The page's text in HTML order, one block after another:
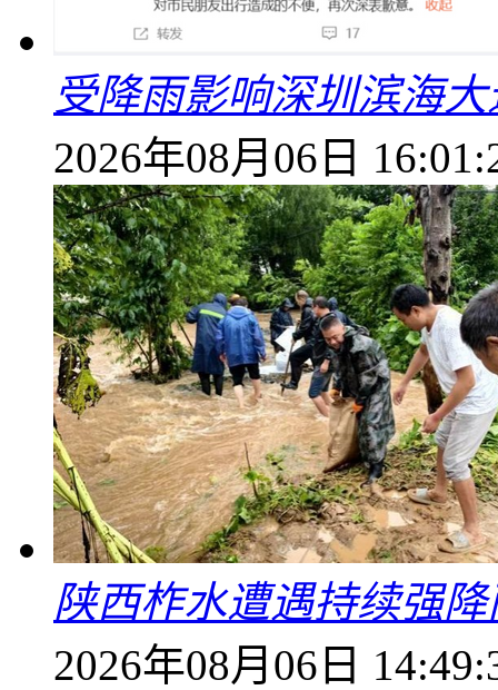
受降雨影响深圳滨海
2026年08月06日
陕西柞水遭遇持续强
2026年08月06日